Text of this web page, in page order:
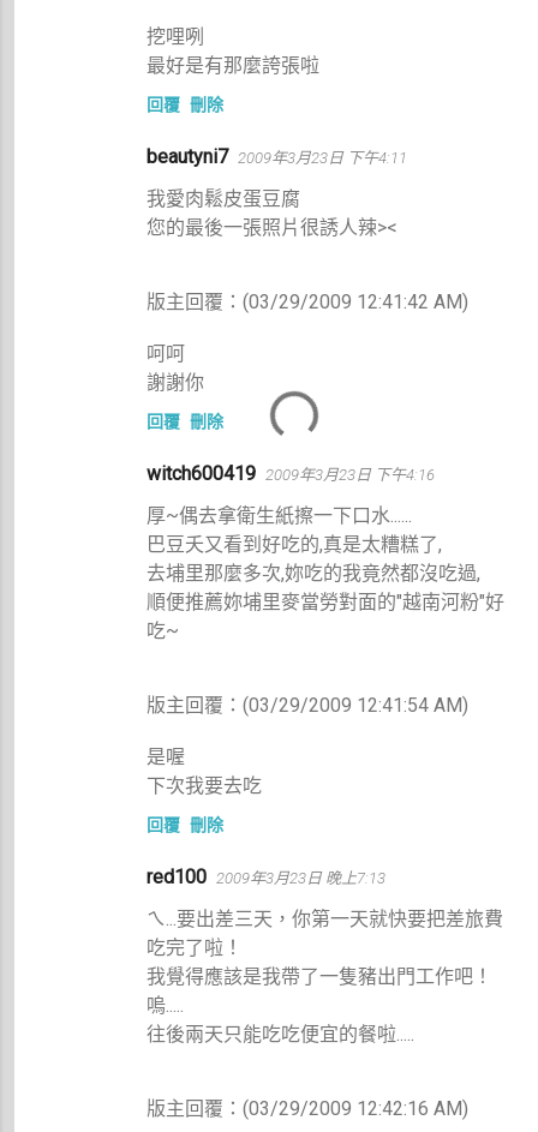
挖哩咧
最好是有那麼誇張啦
回覆 刪除
beautyni7 2009年3月23日 下午4:11
我愛肉鬆皮蛋豆腐
您的最後一張照片很誘人辣><
版主回覆：(03/29/2009 12:41:42 AM)
呵呵
謝謝你
回覆 刪除
witch600419 2009年3月23日 下午4:16
厚~偶去拿衛生紙擦一下口水......
巴豆夭又看到好吃的,真是太糟糕了,
去埔里那麼多次,妳吃的我竟然都沒吃過,
順便推薦妳埔里麥當勞對面的"越南河粉"好
吃~
版主回覆：(03/29/2009 12:41:54 AM)
是喔
下次我要去吃
回覆 刪除
red100 2009年3月23日 晚上7:13
ㄟ...要出差三天，你第一天就快要把差旅費
吃完了啦！
我覺得應該是我帶了一隻豬出門工作吧！
嗚.....
往後兩天只能吃吃便宜的餐啦.....
版主回覆：(03/29/2009 12:42:16 AM)